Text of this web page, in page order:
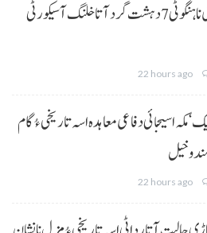
وزیراعلیٰ بلوچستان میر سرفراز بگٹی نا ہنگو ٹی 7 دہشت گرد آتا خلنگ آ سیکورٹی
22 hours ago
اسیجائی دفاعی معاہدہ اسہ تاریخی ءُ گام
22 hours ago